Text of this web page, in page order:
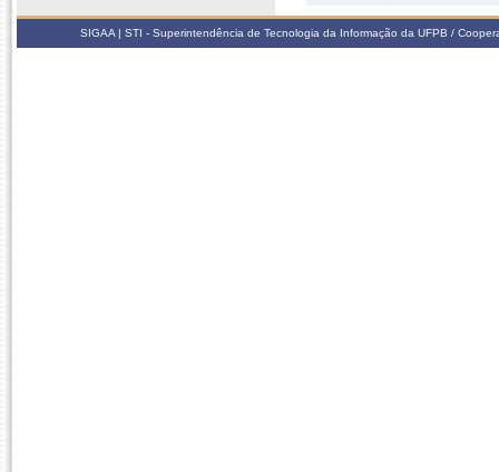
SIGAA | STI - Superintendência de Tecnologia da Informação da UFPB /